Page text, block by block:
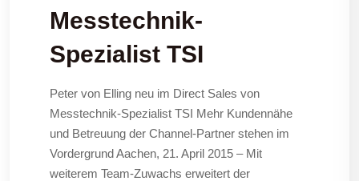
Messtechnik-
Spezialist TSI
Peter von Elling neu im Direct Sales von
Messtechnik-Spezialist TSI Mehr Kundennähe
und Betreuung der Channel-Partner stehen im
Vordergrund Aachen, 21. April 2015 – Mit
weiterem Team-Zuwachs erweitert der